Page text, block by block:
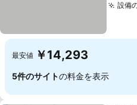
設備
最安値 ￥14,293
5件のサイトの料金を表示